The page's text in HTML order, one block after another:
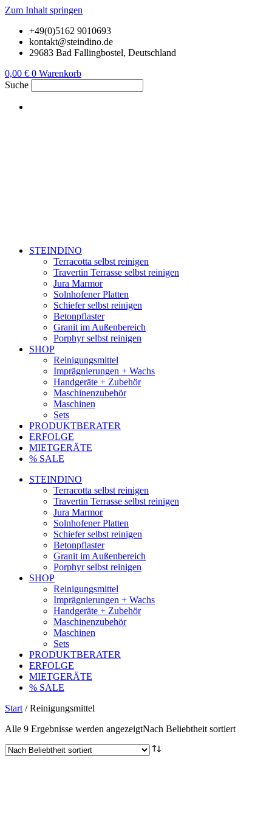
Zum Inhalt springen
+49(0)5162 9010693
kontakt@steindino.de
29683 Bad Fallingbostel, Deutschland
0,00 € 0 Warenkorb
Suche
STEINDINO
Terracotta selbst reinigen
Travertin Terrasse selbst reinigen
Jura Marmor
Solnhofener Platten
Schiefer selbst reinigen
Betonpflaster
Granit im Außenbereich
Porphyr selbst reinigen
SHOP
Reinigungsmittel
Imprägnierungen + Wachs
Handgeräte + Zubehör
Maschinenzubehör
Maschinen
Sets
PRODUKTBERATER
ERFOLGE
MIETGERÄTE
% SALE
STEINDINO
Terracotta selbst reinigen
Travertin Terrasse selbst reinigen
Jura Marmor
Solnhofener Platten
Schiefer selbst reinigen
Betonpflaster
Granit im Außenbereich
Porphyr selbst reinigen
SHOP
Reinigungsmittel
Imprägnierungen + Wachs
Handgeräte + Zubehör
Maschinenzubehör
Maschinen
Sets
PRODUKTBERATER
ERFOLGE
MIETGERÄTE
% SALE
Start / Reinigungsmittel
Alle 9 Ergebnisse werden angezeigtNach Beliebtheit sortiert